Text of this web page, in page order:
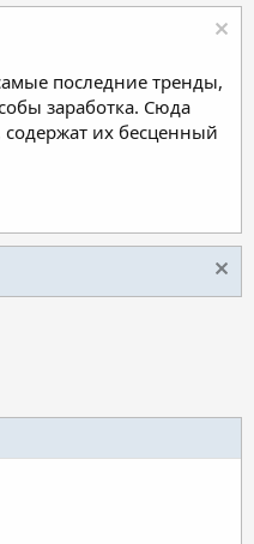
последние тренды,
заработка. Сюда
их бесценный